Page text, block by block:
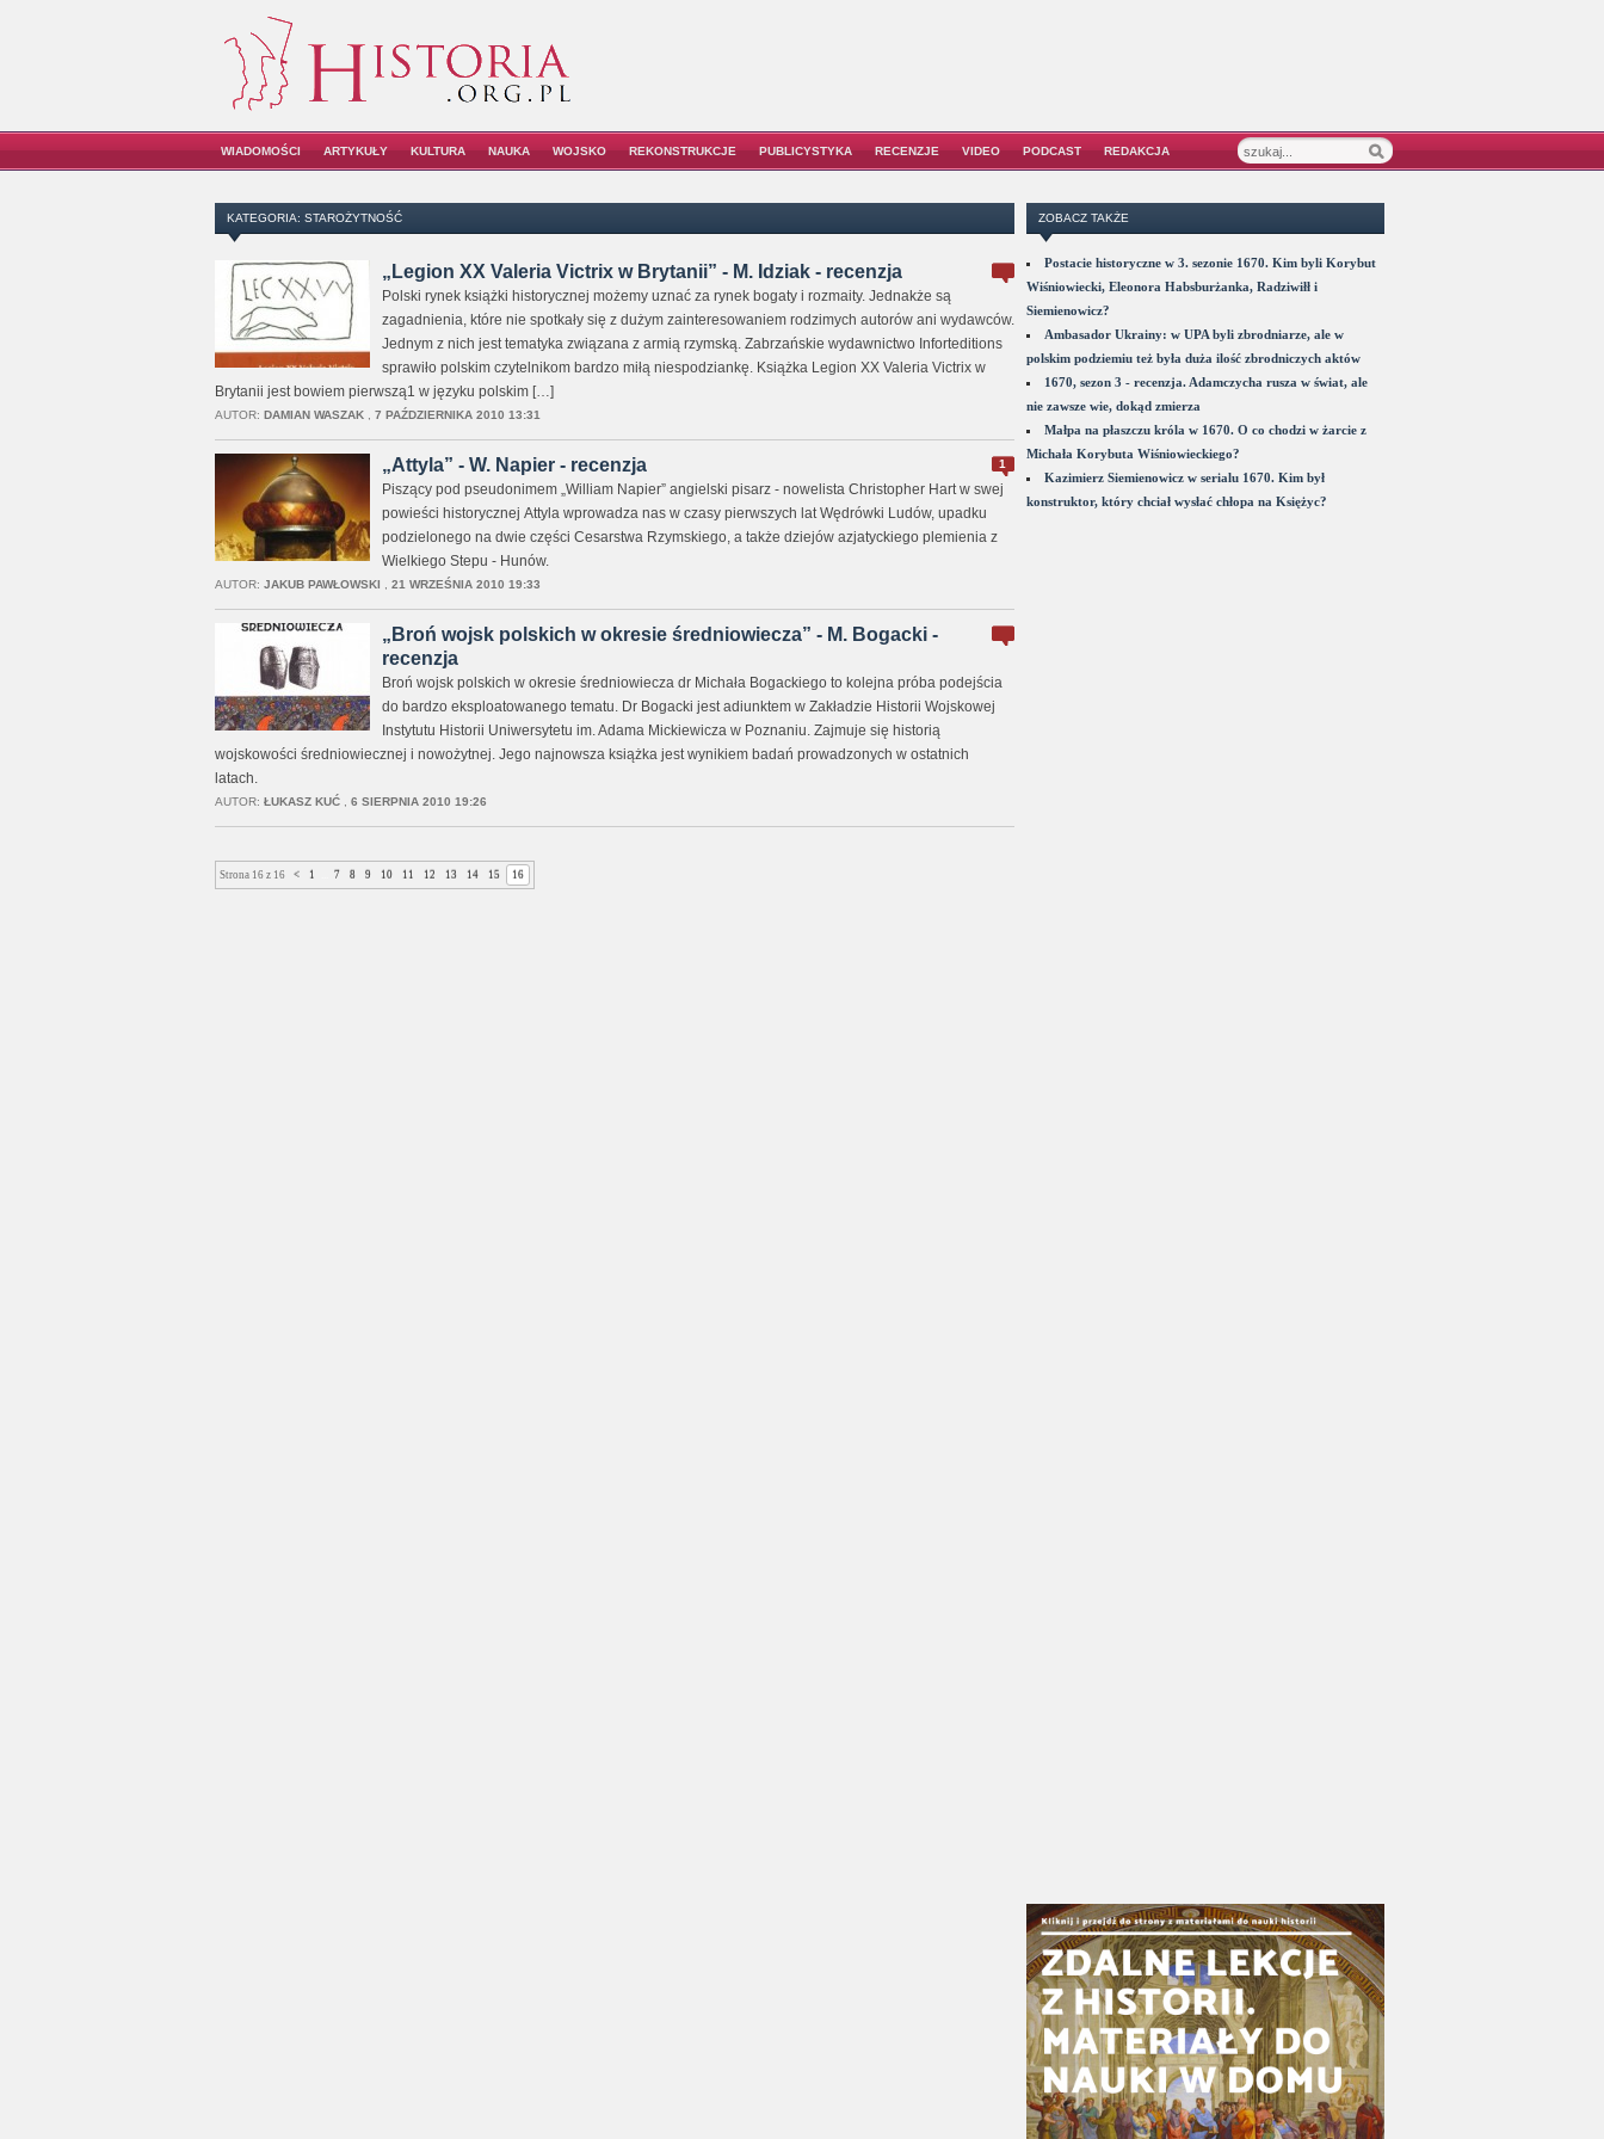
WIADOMOŚCI ARTYKUŁY KULTURA NAUKA WOJSKO REKONSTRUKCJE PUBLICYSTYKA RECENZJE VIDEO PODCAST REDAKCJA
KATEGORIA: STAROŻYTNOŚĆ
„Legion XX Valeria Victrix w Brytanii” - M. Idziak - recenzja
Polski rynek książki historycznej możemy uznać za rynek bogaty i rozmaity. Jednakże są
zagadnienia, które nie spotkały się z dużym zainteresowaniem rodzimych autorów ani wydawców.
Jednym z nich jest tematyka związana z armią rzymską. Zabrzańskie wydawnictwo Inforteditions
sprawiło polskim czytelnikom bardzo miłą niespodziankę. Książka Legion XX Valeria Victrix w
Brytanii jest bowiem pierwszą1 w języku polskim […]
AUTOR: DAMIAN WASZAK, 7 PAŹDZIERNIKA 2010 13:31
1
„Attyla” - W. Napier - recenzja
Piszący pod pseudonimem „William Napier” angielski pisarz - nowelista Christopher Hart w swej
powieści historycznej Attyla wprowadza nas w czasy pierwszych lat Wędrówki Ludów, upadku
podzielonego na dwie części Cesarstwa Rzymskiego, a także dziejów azjatyckiego plemienia z
Wielkiego Stepu - Hunów.
AUTOR: JAKUB PAWŁOWSKI 21 WRZEŚNIA 2010 19:33
„Broń wojsk polskich w okresie średniowiecza” - M. Bogacki -
recenzja
Broń wojsk polskich w okresie średniowiecza dr Michała Bogackiego to kolejna próba podejścia
do bardzo eksploatowanego tematu. Dr Bogacki jest adiunktem w Zakładzie Historii Wojskowej
Instytutu Historii Uniwersytetu im. Adama Mickiewicza w Poznaniu. Zajmuje się historią
wojskowości średniowiecznej i nowożytnej. Jego najnowsza książka jest wynikiem badań prowadzonych w ostatnich
latach.
AUTOR: ŁUKASZ KUĆ, 6 SIERPNIA 2010 19:26
Strona 16 z 16 < 1 7 8 9 10 11 12 13 14 15 16
ZOBACZ TAKŻE
Postacie historyczne w 3. sezonie 1670. Kim byli Korybut
Wiśniowiecki, Eleonora Habsburżanka, Radziwiłł i
Siemienowicz?
Ambasador Ukrainy: w UPA byli zbrodniarze, ale w
polskim podziemiu też była duża ilość zbrodniczych aktów
1670, sezon 3 - recenzja. Adamczycha rusza w świat, ale
nie zawsze wie, dokąd zmierza
Małpa na płaszczu króla w 1670. O co chodzi w żarcie z
Michała Korybuta Wiśniowieckiego?
Kazimierz Siemienowicz w serialu 1670. Kim był
konstruktor, który chciał wysłać chłopa na Księżyc?